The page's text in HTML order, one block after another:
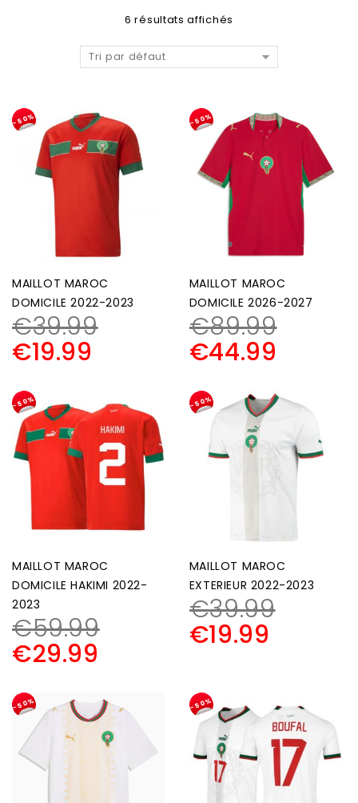
6 résultats affichés
Tri par défaut
-50%
MAILLOT MAROC
DOMICILE 2022-2023
€39.99
€19.99
-50%
MAILLOT MAROC
DOMICILE 2026-2027
€89.99
€44.99
-50%
MAILLOT MAROC
DOMICILE HAKIMI 2022-
2023
€59.99
€29.99
-50%
MAILLOT MAROC
EXTERIEUR 2022-2023
€39.99
€19.99
-50% -50%